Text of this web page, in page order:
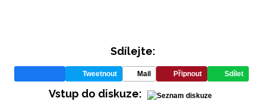
Sdílejte:
Tweetnout Mail Připnout Sdílet
Vstup do diskuze: